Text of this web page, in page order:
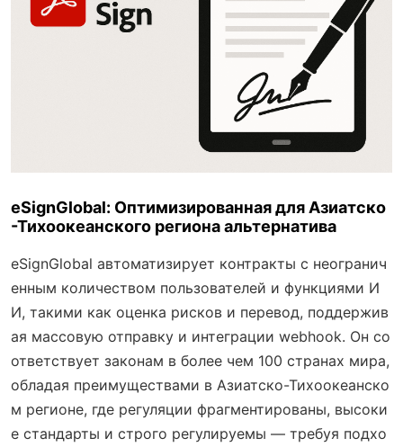
eSignGlobal: Оптимизированная для Азиатско
-Тихоокеанского региона альтернатива
eSignGlobal автоматизирует контракты с неогранич
енным количеством пользователей и функциями И
И, такими как оценка рисков и перевод, поддержив
ая массовую отправку и интеграции webhook. Он со
ответствует законам в более чем 100 странах мира,
обладая преимуществами в Азиатско-Тихоокеанско
м регионе, где регуляции фрагментированы, высоки
е стандарты и строго регулируемы — требуя подхо